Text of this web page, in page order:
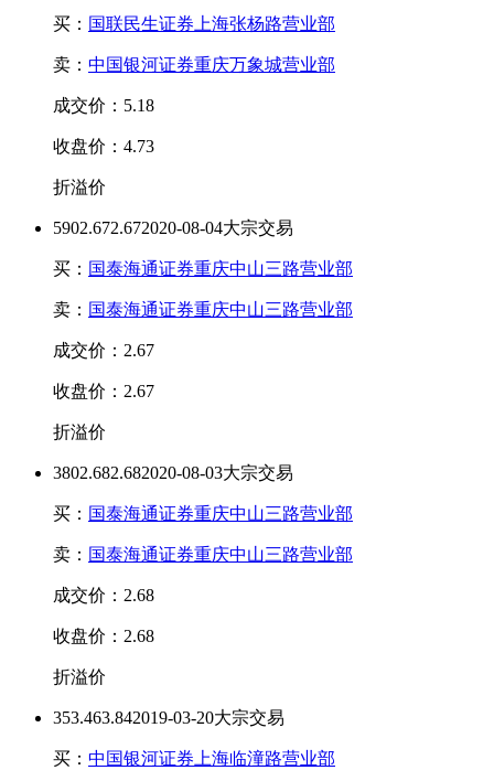
买： 国联民生证券上海张杨路营业部
卖： 中国银河证券重庆万象城营业部
成交价：5.18
收盘价：4.73
折溢价
5902.672.672020-08-04大宗交易
买： 国泰海通证券重庆中山三路营业部
卖： 国泰海通证券重庆中山三路营业部
成交价：2.67
收盘价：2.67
折溢价
3802.682.682020-08-03大宗交易
买： 国泰海通证券重庆中山三路营业部
卖： 国泰海通证券重庆中山三路营业部
成交价：2.68
收盘价：2.68
折溢价
353.463.842019-03-20大宗交易
买： 中国银河证券上海临潼路营业部